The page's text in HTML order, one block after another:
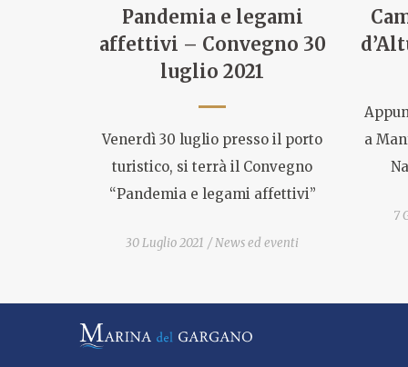
Pandemia e legami
affettivi – Convegno 30
luglio 2021
Venerdì 30 luglio presso il porto
turistico, si terrà il Convegno
“Pandemia e legami affettivi”
30 Luglio 2021 News ed eventi
a
7